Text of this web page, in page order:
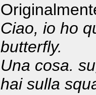
Ciao, io ho
butterfly.
Una cosa.
hai sulla